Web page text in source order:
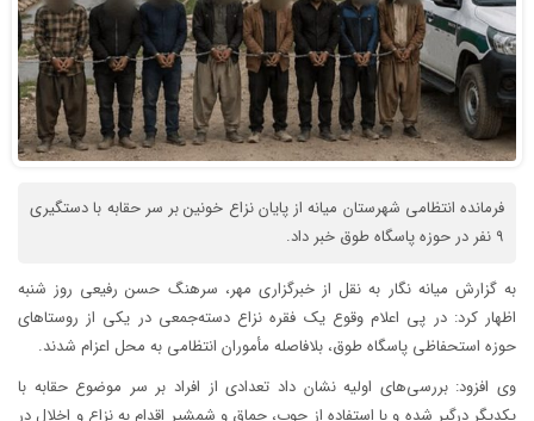
فرمانده انتظامی شهرستان میانه از پایان نزاع خونین بر سر حقابه با دستگیری
۹ نفر در حوزه پاسگاه طوق خبر داد.
به گزارش میانه نگار به نقل از خبرگزاری مهر، سرهنگ حسن رفیعی روز شنبه
اظهار کرد: در پی اعلام وقوع یک فقره نزاع دسته‌جمعی در یکی از روستاهای
حوزه استحفاظی پاسگاه طوق، بلافاصله مأموران انتظامی به محل اعزام شدند.
وی افزود: بررسی‌های اولیه نشان داد تعدادی از افراد بر سر موضوع حقابه با